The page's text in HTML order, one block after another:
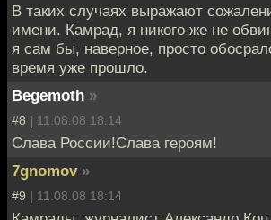
В таких случаях выражают
имени. Камрад, я никого же не
я сам бы, наверное, просто
время уже прошло.
Begemoth »
#8 | 11.08.08 18:14
Слава России!Слава героям!
7gnomov »
#9 | 11.08.08 18:14